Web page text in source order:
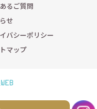
るご質問
せ
バシーポリシー
マップ